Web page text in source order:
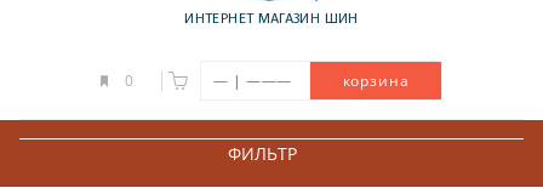
ИНТЕРНЕТ МАГАЗИН ШИН
0 — | ——— корзина
ФИЛЬТР